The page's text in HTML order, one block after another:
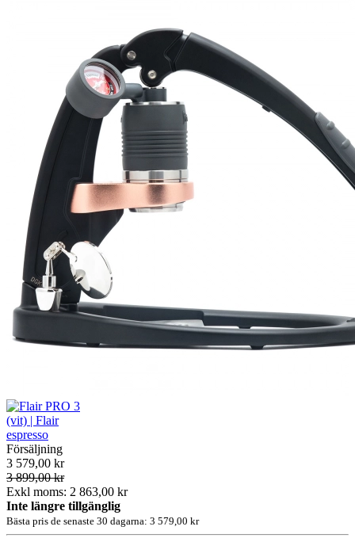
Försäljning
3 579,00 kr
3 899,00 kr
Exkl moms: 2 863,00 kr
Inte längre tillgänglig
Bästa pris de senaste 30 dagarna: 3 579,00 kr